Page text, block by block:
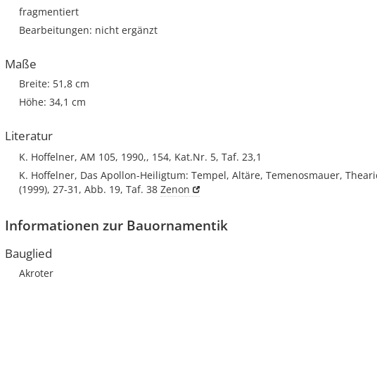
fragmentiert
Bearbeitungen: nicht ergänzt
Maße
Breite: 51,8 cm
Höhe: 34,1 cm
Literatur
K. Hoffelner, AM 105, 1990,, 154, Kat.Nr. 5, Taf. 23,1
K. Hoffelner, Das Apollon-Heiligtum: Tempel, Altäre, Temenosmauer,
(1999), 27-31, Abb. 19, Taf. 38 Zenon
Informationen zur Bauornamentik
Bauglied
Akroter